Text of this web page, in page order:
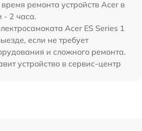
ремонта устройств Acer в
- 2 часа.
Acer ES Series 1
если не требует
и сложного ремонта.
устройство в сервис-центр